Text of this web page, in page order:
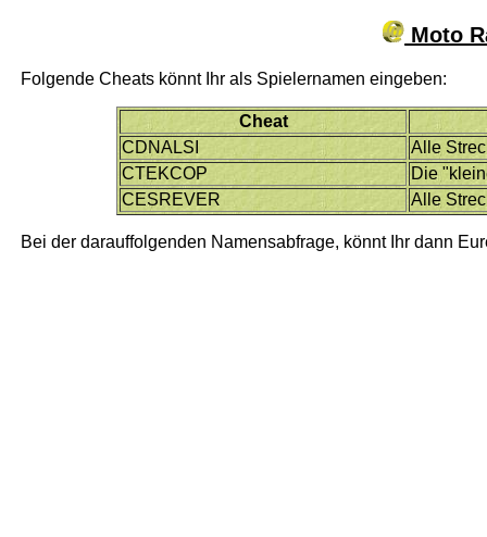
Moto
Folgende Cheats könnt Ihr als Spielernamen eingeben:
Cheat
CDNALSI
Alle
CTEKCOP
Die
CESREVER
Alle
Bei der darauffolgenden Namensabfrage, könnt Ihr dann